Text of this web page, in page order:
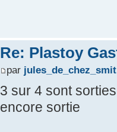
Re: Plastoy
par
3 sur 4 sont
encore sortie